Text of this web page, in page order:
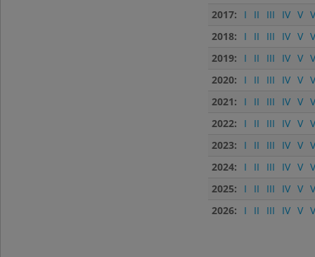
2017:
I II III IV V
2018:
I II III IV V
2019:
I II III IV V
2020:
I II III IV V
2021:
I II III IV V
2022:
I II III IV V
2023:
I II III IV V
2024:
I II III IV V
2025:
I II III IV V
2026:
I II III IV V